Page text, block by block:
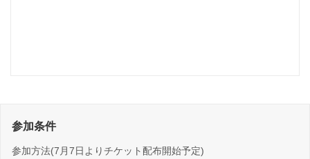
参加条件
参加方法(7月7日よりチケット配布開始予定)